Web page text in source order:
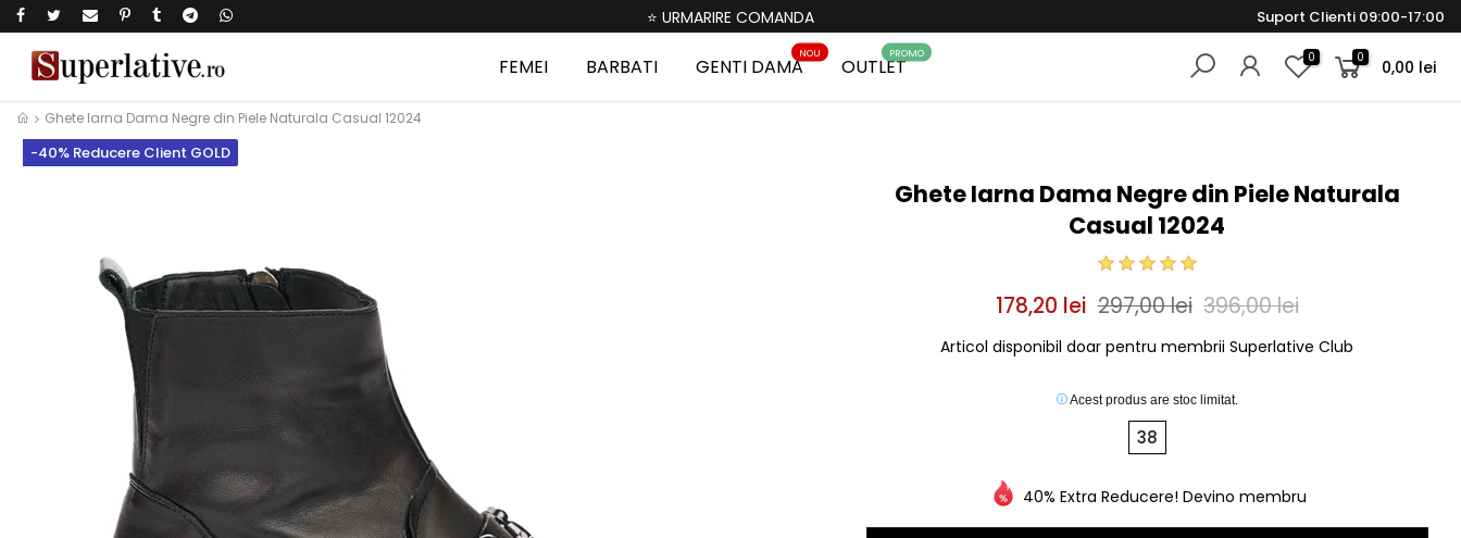
⭐ URMARIRE COMANDA Suport Clienti 09:00-17:00
FEMEI BARBATI GENTI DAMA
NOU
OUTLET
PROMO 0 0 0,00 lei
Ghete Iarna Dama Negre din Piele Naturala Casual 12024
-40% Reducere Client GOLD
Ghete Iarna Dama Negre din Piele Naturala
Casual 12024
178,20 lei 297,00 lei 396,00 lei
Articol disponibil doar pentru membrii Superlative Club
Acest produs are stoc limitat.
38
40% Extra Reducere! Devino membru